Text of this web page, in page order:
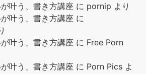
が叶う、書き方講座 に pornip より
が叶う、書き方講座 に
が叶う、書き方講座 に Free Porn
が叶う、書き方講座 に Porn Pics よ